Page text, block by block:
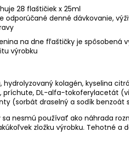
28 flaštičiek x 25ml
odporúčané denné dávkovanie,
na dne fľaštičky je spôsobená
výrobku
hydrolyzovaný kolagén, kyselina
DL-alfa-tokoferylacetát
(sorbát draselný a sodík benzoát
sa nesmú používať ako náhrada
zložku výrobku. Tehotné a